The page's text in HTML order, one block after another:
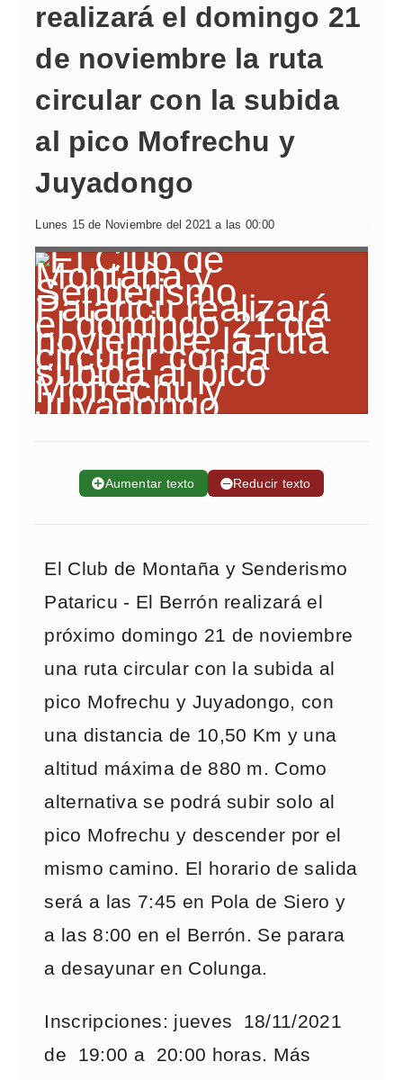
realizará el domingo 21
de noviembre la ruta
circular con la subida
al pico Mofrechu y
Juyadongo
Lunes 15 de Noviembre del 2021 a las 00:00
➕Aumentar texto ➖Reducir texto
El Club de Montaña y Senderismo
Pataricu - El Berrón realizará el
próximo domingo 21 de noviembre
una ruta circular con la subida al
pico Mofrechu y Juyadongo, con
una distancia de 10,50 Km y una
altitud máxima de 880 m. Como
alternativa se podrá subir solo al
pico Mofrechu y descender por el
mismo camino. El horario de salida
será a las 7:45 en Pola de Siero y
a las 8:00 en el Berrón. Se parara
a desayunar en Colunga.
Inscripciones: jueves 18/11/2021
de 19:00 a 20:00 horas. Más